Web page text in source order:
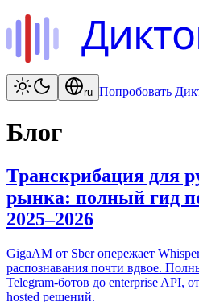
ru Попробовать
Блог
Транскрибация для
рынка: полный гид
2025–2026
GigaAM от Sber опережает
распознавания почти вдвое.
Telegram-ботов до enterprise API,
hosted решений.